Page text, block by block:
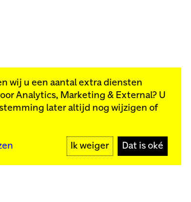
wij u een aantal extra diensten
Analytics, Marketing & External? U
later altijd nog wijzigen of
Ik weiger Dat is oké